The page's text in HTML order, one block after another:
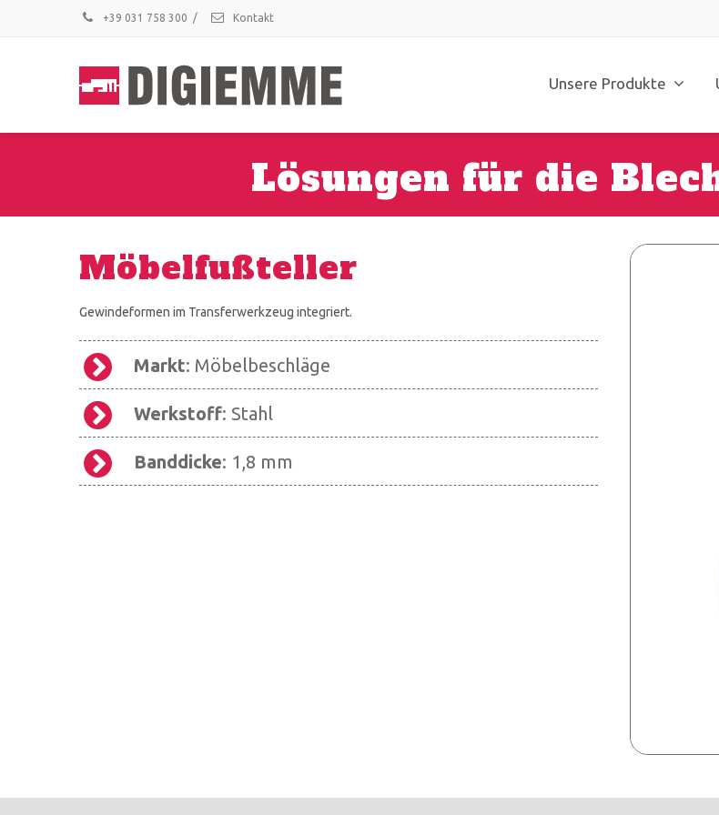
+39 031 758 300 / Kontakt
Unsere Produkte
Lösungen für die
Möbelfußteller
Gewindeformen im Transferwerkzeug integriert.
Markt: Möbelbeschläge
Werkstoff: Stahl
Banddicke: 1,8 mm